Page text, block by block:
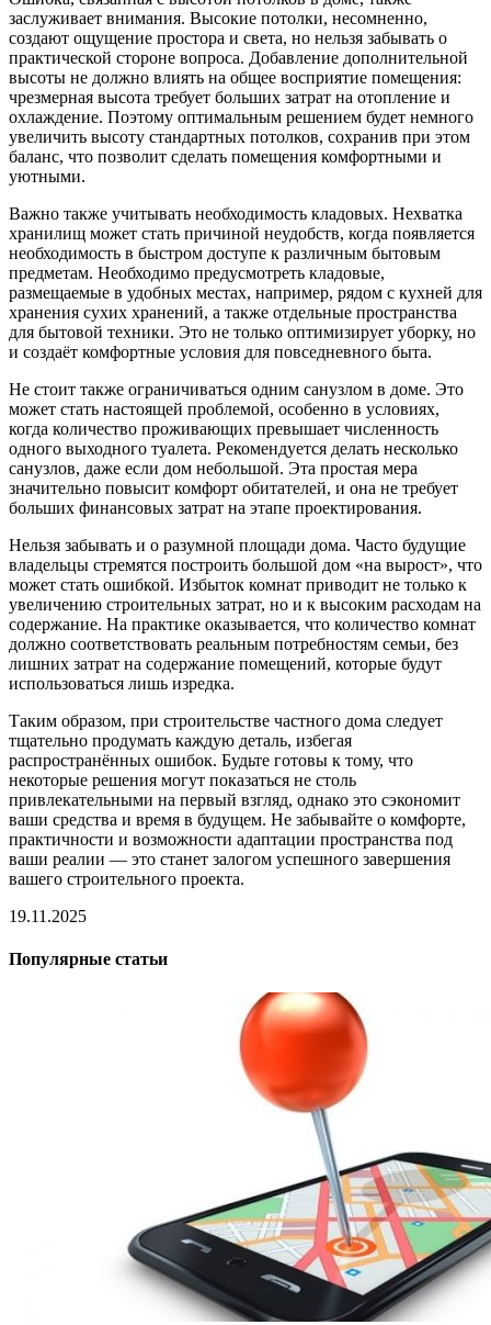
заслуживает внимания. Высокие потолки, несомненно,
создают ощущение простора и света, но нельзя забывать о
практической стороне вопроса. Добавление дополнительной
высоты не должно влиять на общее восприятие помещения:
чрезмерная высота требует больших затрат на отопление и
охлаждение. Поэтому оптимальным решением будет немного
увеличить высоту стандартных потолков, сохранив при этом
баланс, что позволит сделать помещения комфортными и
уютными.
Важно также учитывать необходимость кладовых. Нехватка
хранилищ может стать причиной неудобств, когда появляется
необходимость в быстром доступе к различным бытовым
предметам. Необходимо предусмотреть кладовые,
размещаемые в удобных местах, например, рядом с кухней для
хранения сухих хранений, а также отдельные пространства
для бытовой техники. Это не только оптимизирует уборку, но
и создаёт комфортные условия для повседневного быта.
Не стоит также ограничиваться одним санузлом в доме. Это
может стать настоящей проблемой, особенно в условиях,
когда количество проживающих превышает численность
одного выходного туалета. Рекомендуется делать несколько
санузлов, даже если дом небольшой. Эта простая мера
значительно повысит комфорт обитателей, и она не требует
больших финансовых затрат на этапе проектирования.
Нельзя забывать и о разумной площади дома. Часто будущие
владельцы стремятся построить большой дом «на вырост», что
может стать ошибкой. Избыток комнат приводит не только к
увеличению строительных затрат, но и к высоким расходам на
содержание. На практике оказывается, что количество комнат
должно соответствовать реальным потребностям семьи, без
лишних затрат на содержание помещений, которые будут
использоваться лишь изредка.
Таким образом, при строительстве частного дома следует
тщательно продумать каждую деталь, избегая
распространённых ошибок. Будьте готовы к тому, что
некоторые решения могут показаться не столь
привлекательными на первый взгляд, однако это сэкономит
ваши средства и время в будущем. Не забывайте о комфорте,
практичности и возможности адаптации пространства под
ваши реалии — это станет залогом успешного завершения
вашего строительного проекта.
19.11.2025
Популярные статьи